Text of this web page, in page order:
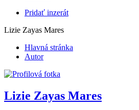
Pridať inzerát
Lizie Zayas Mares
Hlavná stránka
Autor
Lizie Zayas Mares